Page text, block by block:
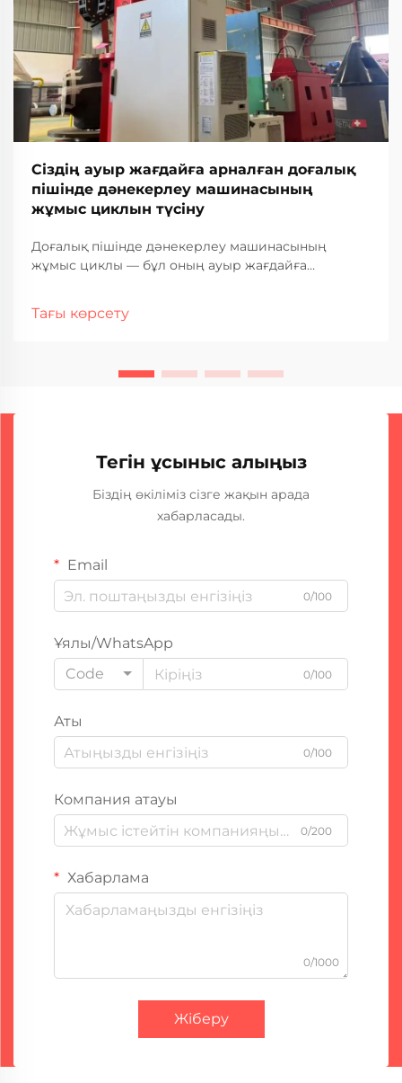
Сіздің ауыр жағдайға арналған доғалық
пішінде дәнекерлеу машинасының
жұмыс циклын түсіну
Доғалық пішінде дәнекерлеу машинасының
жұмыс циклы — бұл оның ауыр жағдайға
маңызды сипаттамалардың бірі. Бұл өлшем сіздің
Тағы көрсету
Тегін ұсыныс алыңыз
Біздің өкіліміз сізге жақын арада
хабарласады.
Email
0/100
Ұялы/WhatsApp
Code
0/100
Аты
0/100
Компания атауы
0/200
Хабарлама
0/1000
Жіберу